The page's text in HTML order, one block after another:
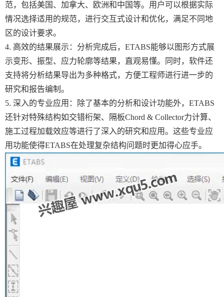
范，包括美国、加拿大、欧洲和中国等。用户可以根据实际
情况选择适用的规范，进行交互式设计和优化，满足不同地
区的设计要求。
4. 高效的结果展示：分析完成后，ETABS能够以图形方式展
示变形、振型、应力轮廓等结果，直观易懂。同时，软件还
支持将分析结果导出为多种格式，方便工程师进行进一步的
研究和报告编制。
5. 深入的专业应用：除了基本的分析和设计功能外，ETABS
还针对特殊结构如交错桁架、隔板Chord & Collector力计算、
施工过程加载效应等进行了深入的研究和应用。这些专业应
用功能使得ETABS在处理复杂结构问题时更加得心应手。